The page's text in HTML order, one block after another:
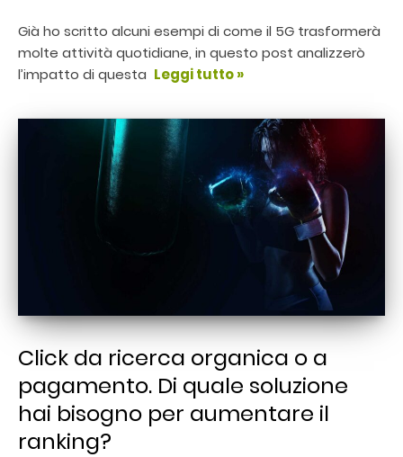
Già ho scritto alcuni esempi di come il 5G trasformerà
molte attività quotidiane, in questo post analizzerò
l’impatto di questa Leggi tutto »
Click da ricerca organica o a
pagamento. Di quale soluzione
hai bisogno per aumentare il
ranking?